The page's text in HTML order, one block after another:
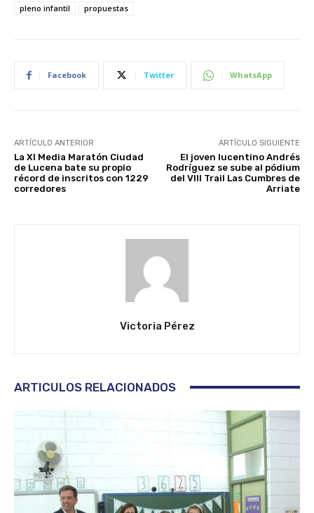
pleno infantil
propuestas
Facebook Twitter WhatsApp
ARTÍCULO ANTERIOR
La XI Media Maratón Ciudad
de Lucena bate su propio
récord de inscritos con 1229
corredores
ARTÍCULO SIGUIENTE
El joven lucentino Andrés
Rodríguez se sube al pódium
del VIII Trail Las Cumbres de
Arriate
Victoria Pérez
ARTICULOS RELACIONADOS